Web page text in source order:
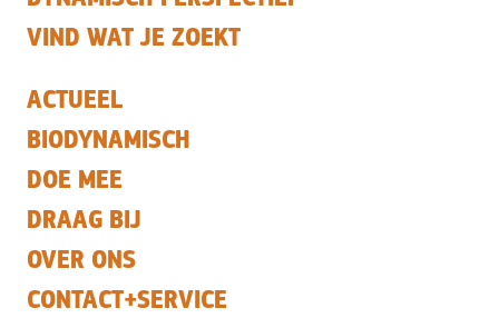
VIND WAT JE ZOEKT
ACTUEEL
BIODYNAMISCH
DOE MEE
DRAAG BIJ
OVER ONS
CONTACT+SERVICE